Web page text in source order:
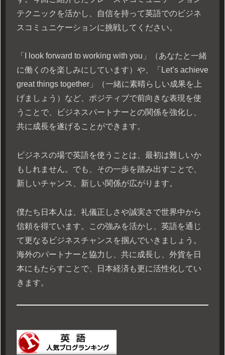
テクニックを活かし、自信を持って英語でのビジネ
スコミュニケーションに挑戦してください。
「I look forward to working with you」（あなたと一緒
に働くのを楽しみにしています）や、「Let’s achieve
great things together」（一緒に素晴らしい成果を上
げましょう）など、ポジティブで前向きな表現を使
うことで、ビジネスパートナーとの関係を強化し、
共に成長を遂げることができます。
ビジネスの場で英語を使うことは、最初は難しいか
もしれません。でも、その一歩を踏み出すことで、
新しいチャンス、新しい関係が広がります。
僕たち日本人は、礼儀正しさや誠実さで世界中から
信頼を得ています。この強みを活かし、英語を通じ
て更なるビジネスチャンスを掴んでいきましょう。
海外のパートナーと協力し、共に成長し、外貨を日
本にもたらすことで、日本経済も更に活性化してい
きます。